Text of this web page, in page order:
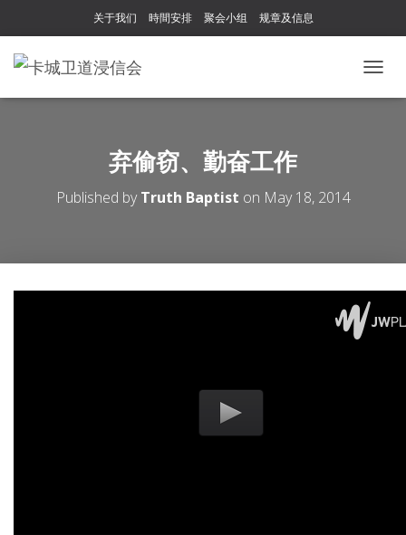
关于我们 時間安排 聚会小组 规章及信息
O
T
O
弃偷窃、勤奋工作
Published byTruth Baptist on May 18, 2014